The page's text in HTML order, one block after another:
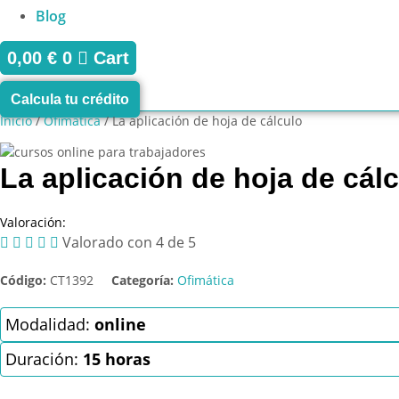
Blog
0,00 € 0 Cart
Calcula tu crédito
Inicio/Ofimática/ La aplicación de hoja de cálculo
La aplicación de hoja de
Valoración:
     Valorado con 4 de 5
Código: CT1392 Categoría: Ofimática
Modalidad: online
Duración: 15 horas